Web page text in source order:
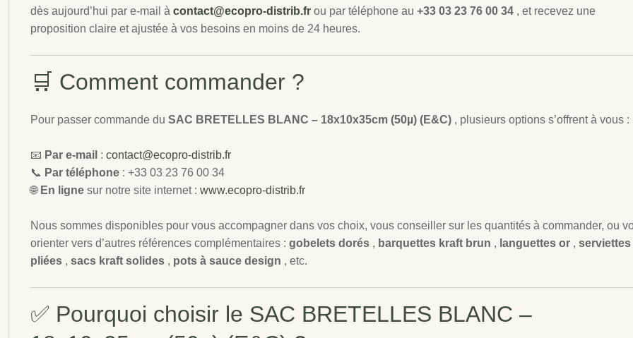
dès aujourd’hui par e-mail à contact@ecopro-distrib.fr ou par téléphone au +33 03 23 76 00 34 , et recevez une
proposition claire et ajustée à vos besoins en moins de 24 heures.
🛒 Comment commander ?
Pour passer commande du SAC BRETELLES BLANC – 18x10x35cm (50µ) (E&C) , plusieurs options s’offrent à vous :
📧 Par e-mail : contact@ecopro-distrib.fr
📞 Par téléphone : +33 03 23 76 00 34
🌐 En ligne sur notre site internet : www.ecopro-distrib.fr
Nous sommes disponibles pour vous accompagner dans vos choix, vous conseiller sur les quantités à commander, ou
orienter vers d’autres références complémentaires : gobelets dorés , barquettes kraft brun , languettes or , serviettes
pliées , sacs kraft solides , pots à sauce design , etc.
✅ Pourquoi choisir le SAC BRETELLES BLANC –